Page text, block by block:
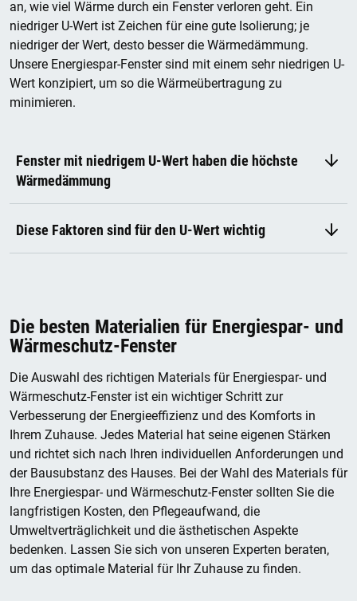
an, wie viel Wärme durch ein Fenster verloren geht. Ein
niedriger U-Wert ist Zeichen für eine gute Isolierung; je
niedriger der Wert, desto besser die Wärmedämmung.
Unsere Energiespar-Fenster sind mit einem sehr niedrigen U-
Wert konzipiert, um so die Wärmeübertragung zu
minimieren.
Fenster mit niedrigem U-Wert haben die höchste
Wärmedämmung
Diese Faktoren sind für den U-Wert wichtig
Die besten Materialien für Energiespar- und
Wärmeschutz-Fenster
Die Auswahl des richtigen Materials für Energiespar- und
Wärmeschutz-Fenster ist ein wichtiger Schritt zur
Verbesserung der Energieeffizienz und des Komforts in
Ihrem Zuhause. Jedes Material hat seine eigenen Stärken
und richtet sich nach Ihren individuellen Anforderungen und
der Bausubstanz des Hauses. Bei der Wahl des Materials für
Ihre Energiespar- und Wärmeschutz-Fenster sollten Sie die
langfristigen Kosten, den Pflegeaufwand, die
Umweltverträglichkeit und die ästhetischen Aspekte
bedenken. Lassen Sie sich von unseren Experten beraten,
um das optimale Material für Ihr Zuhause zu finden.